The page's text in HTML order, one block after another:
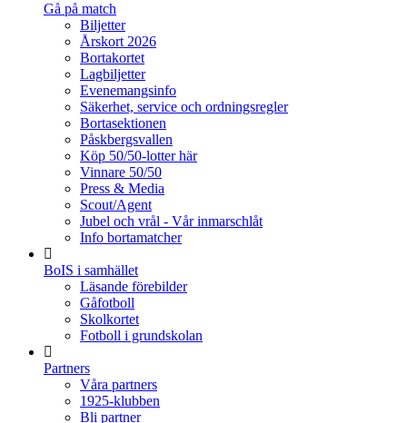
Gå på match
Biljetter
Årskort 2026
Bortakortet
Lagbiljetter
Evenemangsinfo
Säkerhet, service och ordningsregler
Bortasektionen
Påskbergsvallen
Köp 50/50-lotter här
Vinnare 50/50
Press & Media
Scout/Agent
Jubel och vrål - Vår inmarschlåt
Info bortamatcher
BoIS i samhället
Läsande förebilder
Gåfotboll
Skolkortet
Fotboll i grundskolan
Partners
Våra partners
1925-klubben
Bli partner